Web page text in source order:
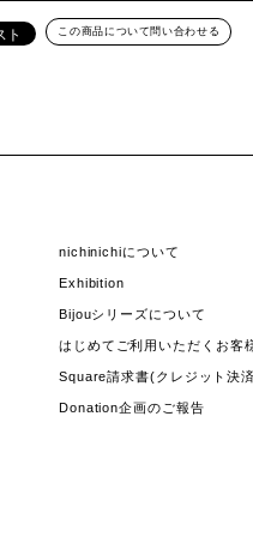
この商品について問い合わせる
nichinichiについて
Exhibition
Bijouシリーズについて
はじめてご利用いただくお客
Square請求書(クレジット決
Donation企画のご報告